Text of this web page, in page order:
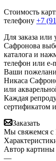
Стоимость
телефону +7
Для заказа
Сафронова
каталога и
телефон или e-
Ваши
Никаса
или
Каждая
сертификатом
Заказать
Мы свяжемся с
Автор картины
—